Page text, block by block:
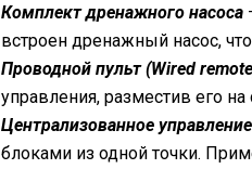
Комплект дренажного насоса
встроен дренажный насос,
Проводной пульт (Wired
управления, разместив его
Централизованное управление
блоками из одной точки.